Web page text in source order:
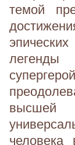
темой
высшей